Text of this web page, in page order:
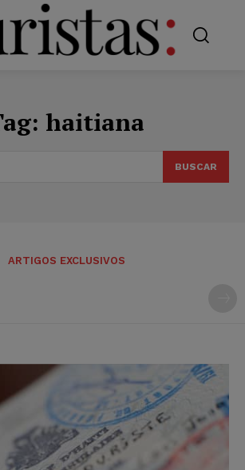
haitiana
BUSCAR
ARTIGOS EXCLUSIVOS